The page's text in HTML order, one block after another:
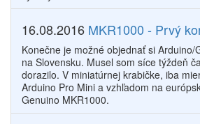
16.08.2016 MKR1000 - Prvý
Konečne je možné objednať si Arduino/
na Slovensku. Musel som síce týždeň
dorazilo. V miniatúrnej krabičke, iba
Arduino Pro Mini a vzhľadom na
Genuino MKR1000.